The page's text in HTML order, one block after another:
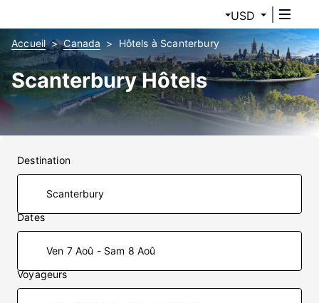
USD
Accueil Canada Hôtels à Scanterbury
Scanterbury Hôtels
Destination
Dates
Ven 7 Aoû - Sam 8 Aoû
Voyageurs